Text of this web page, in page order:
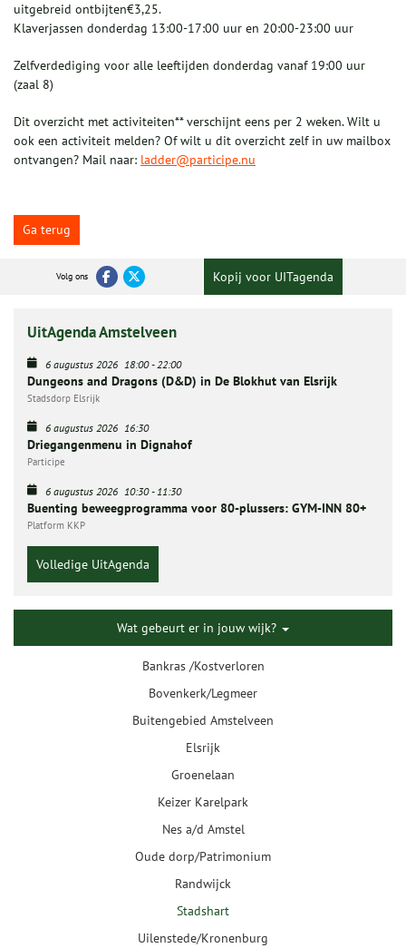
uitgebreid ontbijten€3,25.
Klaverjassen donderdag 13:00-17:00 uur en 20:00-23:00 uur
Zelfverdediging voor alle leeftijden donderdag vanaf 19:00 uur
(zaal 8)
Dit overzicht met activiteiten** verschijnt eens per 2 weken. Wilt u
ook een activiteit melden? Of wilt u dit overzicht zelf in uw mailbox
ontvangen? Mail naar: ladder@participe.nu
Ga terug
Volg ons Kopij voor UITagenda
UitAgenda Amstelveen
6 augustus 2026 18:00-22:00
Dungeons and Dragons (D&D) in De Blokhut van Elsrijk
Stadsdorp Elsrijk
6 augustus 2026 16:30
Driegangenmenu in Dignahof
Participe
6 augustus 2026 10:30-11:30
Buenting beweegprogramma voor 80-plussers: GYM-INN 80+
Platform KKP
Volledige UitAgenda
Wat gebeurt er in jouw wijk?
Bankras /Kostverloren
Bovenkerk/Legmeer
Buitengebied Amstelveen
Elsrijk
Groenelaan
Keizer Karelpark
Nes a/d Amstel
Oude dorp/Patrimonium
Randwijck
Stadshart
Uilenstede/Kronenburg